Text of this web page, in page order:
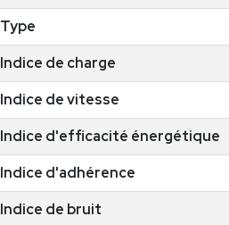
Type
Indice de charge
Indice de vitesse
Indice d'efficacité énergétique
Indice d'adhérence
Indice de bruit